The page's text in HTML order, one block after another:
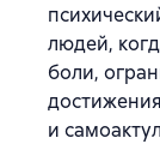
людей,
боли,
и